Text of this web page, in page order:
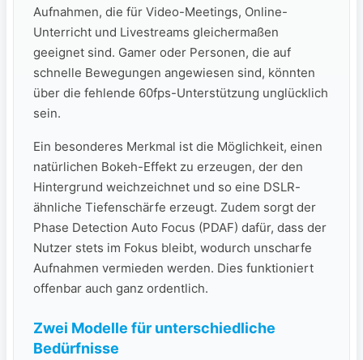
Aufnahmen, die für Video-Meetings, Online-
Unterricht und Livestreams gleichermaßen
geeignet sind. Gamer oder Personen, die auf
schnelle Bewegungen angewiesen sind, könnten
über die fehlende 60fps-Unterstützung unglücklich
sein.
Ein besonderes Merkmal ist die Möglichkeit, einen
natürlichen Bokeh-Effekt zu erzeugen, der den
Hintergrund weichzeichnet und so eine DSLR-
ähnliche Tiefenschärfe erzeugt. Zudem sorgt der
Phase Detection Auto Focus (PDAF) dafür, dass der
Nutzer stets im Fokus bleibt, wodurch unscharfe
Aufnahmen vermieden werden. Dies funktioniert
offenbar auch ganz ordentlich.
Zwei Modelle für unterschiedliche
Bedürfnisse